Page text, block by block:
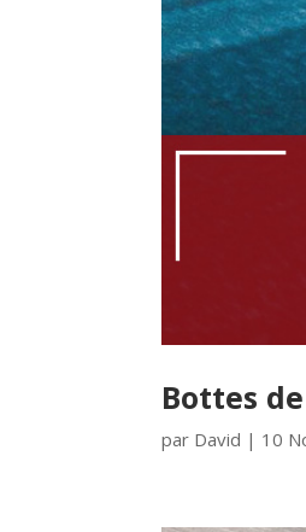
Bottes
par David | 10